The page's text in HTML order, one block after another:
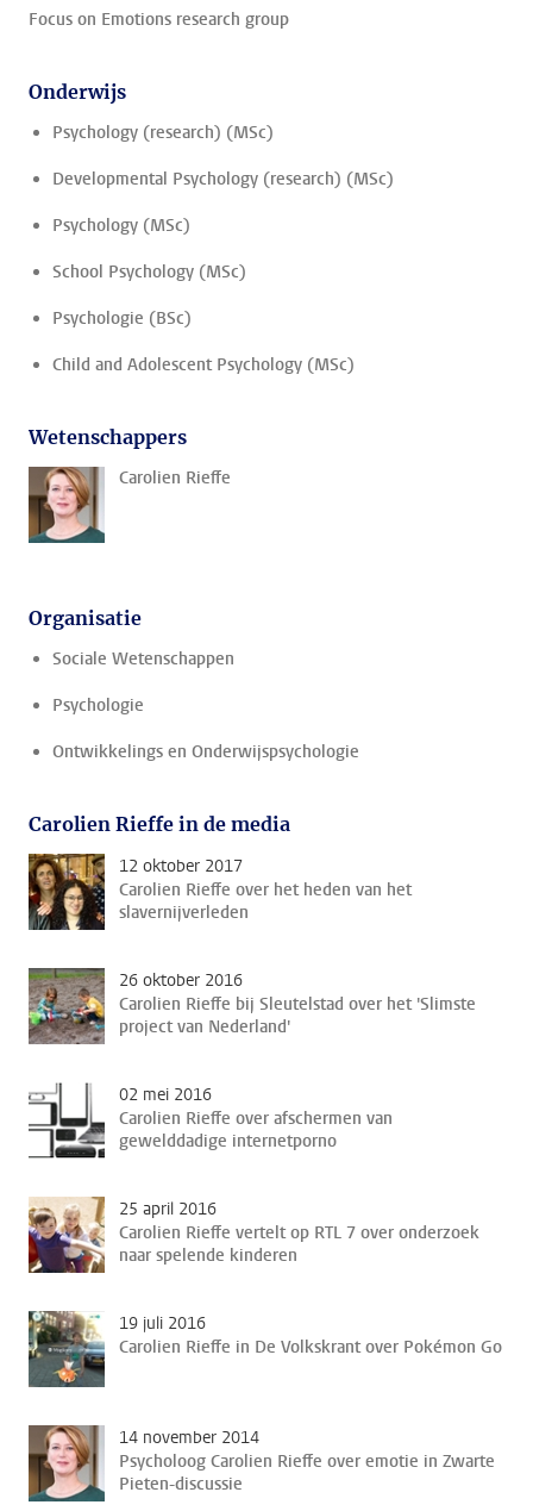
Focus on Emotions research group
Onderwijs
Psychology (research) (MSc)
Developmental Psychology (research) (MSc)
Psychology (MSc)
School Psychology (MSc)
Psychologie (BSc)
Child and Adolescent Psychology (MSc)
Wetenschappers
Carolien Rieffe
Organisatie
Sociale Wetenschappen
Psychologie
Ontwikkelings en Onderwijspsychologie
Carolien Rieffe in de media
12 oktober 2017
Carolien Rieffe over het heden van het
slavernijverleden
26 oktober 2016
Carolien Rieffe bij Sleutelstad over het 'Slimste
project van Nederland'
02 mei 2016
Carolien Rieffe over afschermen van
gewelddadige internetporno
25 april 2016
Carolien Rieffe vertelt op RTL 7 over onderzoek
naar spelende kinderen
19 juli 2016
Carolien Rieffe in De Volkskrant over Pokémon Go
14 november 2014
Psycholoog Carolien Rieffe over emotie in Zwarte
Pieten-discussie